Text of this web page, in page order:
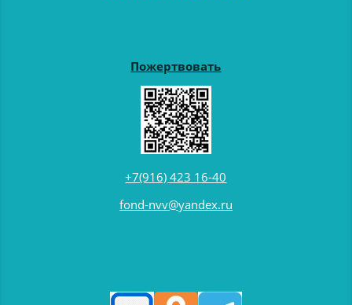
Пожертвовать
+7(916) 423 16-40
fond-nvv@yandex.ru